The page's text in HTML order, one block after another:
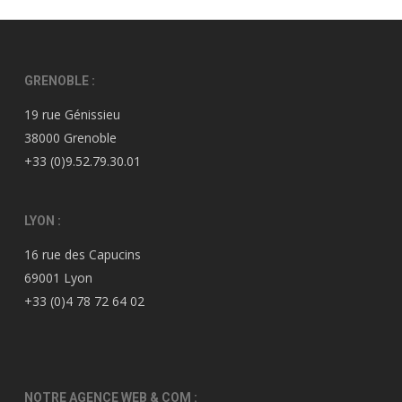
GRENOBLE :
19 rue Génissieu
38000 Grenoble
+33 (0)9.52.79.30.01
LYON :
16 rue des Capucins
69001 Lyon
+33 (0)4 78 72 64 02
NOTRE AGENCE WEB & COM :